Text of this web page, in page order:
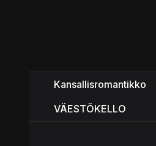
Kansallisromantikko
VÄESTÖKELLO